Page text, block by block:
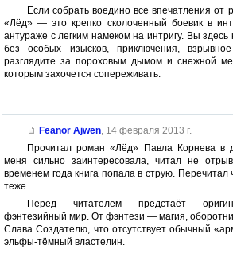
Если собрать воедино все впечатления от
«Лёд» — это крепко сколоченный боевик в
антураже с легким намеком на интригу. Вы
без особых изысков, приключения,
разглядите за пороховым дымом и снежной
которым захочется сопереживать.
Feanor Ajwen, 14 февраля 2013 г.
Прочитал роман «Лёд» Павла Корнева в
меня сильно заинтересовала, читал не
временем года книга попала в струю. Перечитал
теже.
Перед читателем предстаёт
фэнтезийный мир. От фэнтези — магия,
Слава Создателю, что отсутствует обычный
эльфы-тёмный властелин.